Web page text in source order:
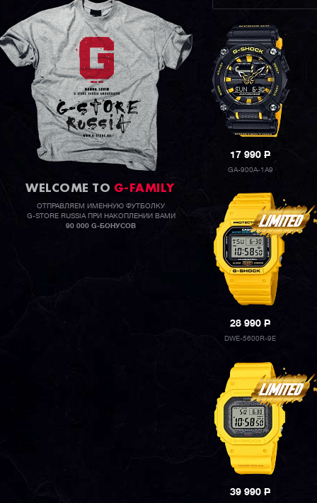
WELCOME TO G-FAMILY
ОТПРАВЛЯЕМ ИМЕННУЮ ФУТБОЛКУ
G-STORE RUSSIA ПРИ НАКОПЛЕНИИ ВАМИ
90 000 G-БОНУСОВ
17 990P
GA-900A-1A9
28 990P
DWE-5600R-9E
39 990P